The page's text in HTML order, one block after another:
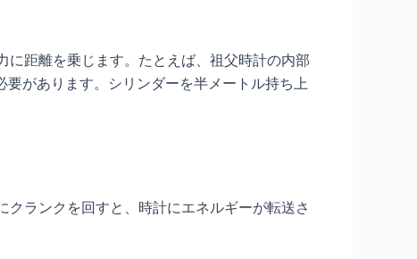
距離を乗じます。たとえば、祖父時計の内部
があります。シリンダーを半メートル持ち上
ランクを回すと、時計にエネルギーが転送さ